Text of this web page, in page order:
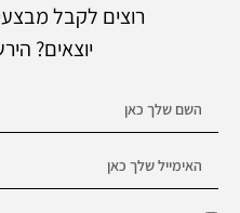
רוצים לקבל
יוצאים?